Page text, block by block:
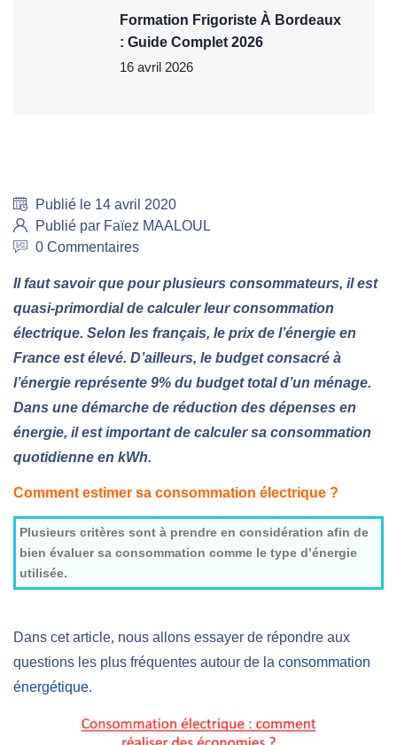
Formation Frigoriste À Bordeaux
: Guide Complet 2026
16 avril 2026
Publié le 14 avril 2020
Publié par Faïez MAALOUL
0 Commentaires
Il faut savoir que pour plusieurs consommateurs, il est
quasi-primordial de calculer leur consommation
électrique. Selon les français, le prix de l’énergie en
France est élevé. D’ailleurs, le budget consacré à
l’énergie représente 9% du budget total d’un ménage.
Dans une démarche de réduction des dépenses en
énergie, il est important de calculer sa consommation
quotidienne en kWh.
Comment estimer sa consommation électrique ?
Plusieurs critères sont à prendre en considération afin de
bien évaluer sa consommation comme le type d’énergie
utilisée.
Dans cet article, nous allons essayer de répondre aux
questions les plus fréquentes autour de la consommation
énergétique.